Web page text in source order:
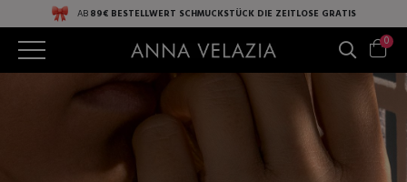
AB89€ BESTELLWERT SCHMUCKSTÜCK DIE ZEITLOSE GRATIS
0